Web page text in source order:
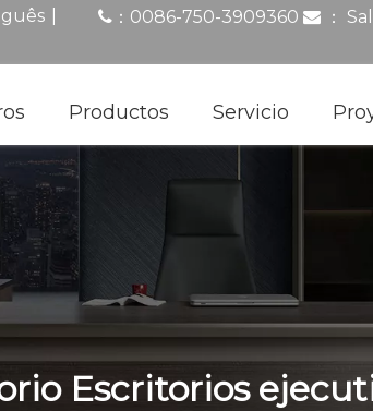
： 0086-750-3909360 ：
Productos Servicio
Escritorios